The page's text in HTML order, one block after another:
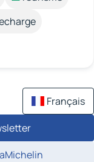
Français